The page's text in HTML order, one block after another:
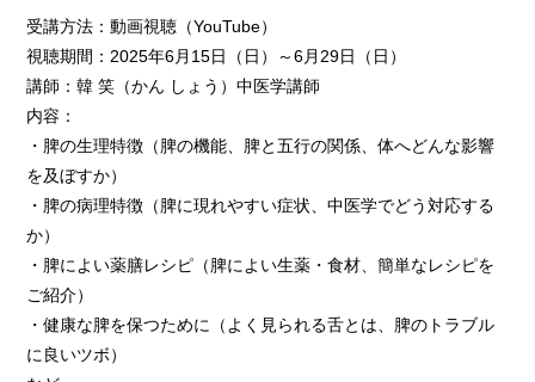
受講方法：動画視聴（YouTube）
視聴期間：2025年6月15日（日）～6月29日（日）
講師：韓 笑（かん しょう）中医学講師
内容：
・脾の生理特徴（脾の機能、脾と五行の関係、体へどんな影響
を及ぼすか）
・脾の病理特徴（脾に現れやすい症状、中医学でどう対応する
か）
・脾によい薬膳レシピ（脾によい生薬・食材、簡単なレシピを
ご紹介）
・健康な脾を保つために（よく見られる舌とは、脾のトラブル
に良いツボ）